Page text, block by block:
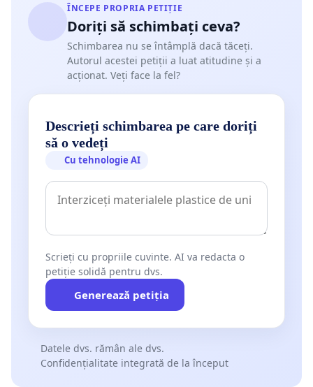
ÎNCEPE PROPRIA PETIȚIE
Doriți să schimbați ceva?
Schimbarea nu se întâmplă dacă tăceți.
Autorul acestei petiții a luat atitudine și a
acționat. Veți face la fel?
Descrieți schimbarea pe care doriți
să o vedeți
Cu tehnologie AI
Scrieți cu propriile cuvinte. AI va redacta o
petiție solidă pentru dvs.
Generează petiția
Datele dvs. rămân ale dvs.
Confidențialitate integrată de la început